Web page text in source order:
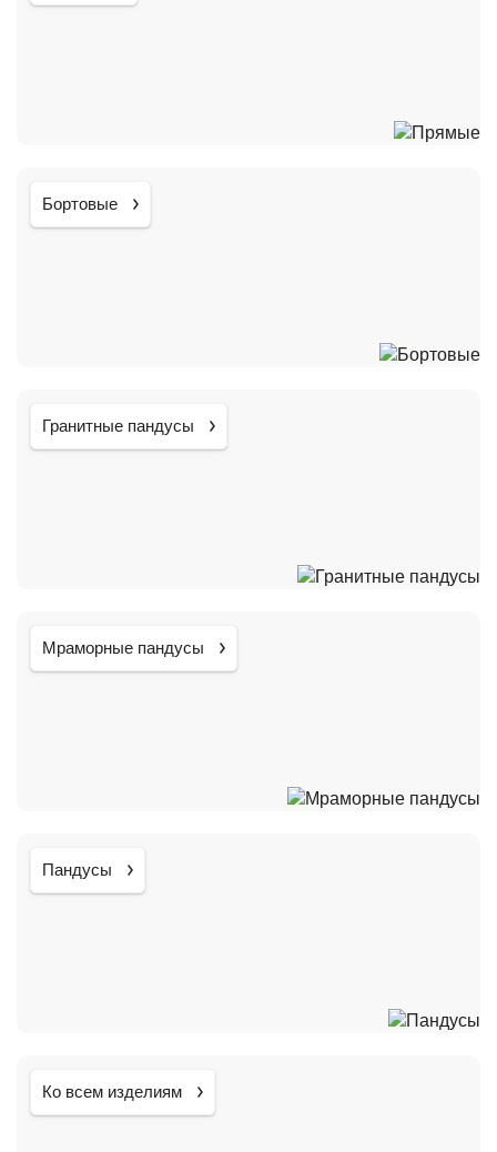
Бортовые
Гранитные пандусы
Мраморные пандусы
Пандусы
Ко всем изделиям